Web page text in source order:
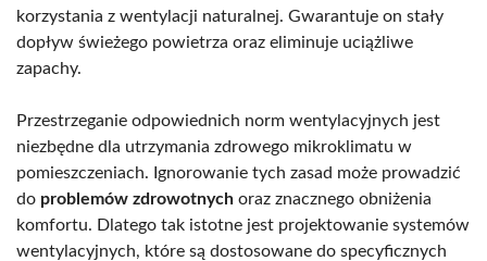
korzystania z wentylacji naturalnej. Gwarantuje on stały
dopływ świeżego powietrza oraz eliminuje uciążliwe
zapachy.
Przestrzeganie odpowiednich norm wentylacyjnych jest
niezbędne dla utrzymania zdrowego mikroklimatu w
pomieszczeniach. Ignorowanie tych zasad może prowadzić
do problemów zdrowotnych oraz znacznego obniżenia
komfortu. Dlatego tak istotne jest projektowanie systemów
wentylacyjnych, które są dostosowane do specyficznych